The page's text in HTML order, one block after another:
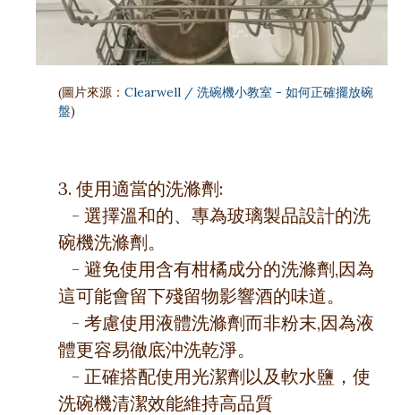
(圖片來源： Clearwell / 洗碗機小教室 - 如何正確擺放碗
盤)
3. 使用適當的洗滌劑:
- 選擇溫和的、專為玻璃製品設計的洗
碗機洗滌劑。
- 避免使用含有柑橘成分的洗滌劑,因為
這可能會留下殘留物影響酒的味道。
- 考慮使用液體洗滌劑而非粉末,因為液
體更容易徹底沖洗乾淨。
- 正確搭配使用光潔劑以及軟水鹽，使
洗碗機清潔效能維持高品質